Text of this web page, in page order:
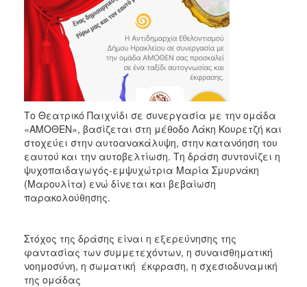
2015
2013
2012
2011
2010
2006
ΤΟΠΟΣ
ΠΟΛΙΤΙΣΜΟΣ
ΑΝΘΕΚΤΙΚΗ
ΠΟΛΗ
Το Θεατρικό Παιχνίδι σε συνεργασία με την ομάδα
«ΑΜΟΘΕΝ», βασίζεται στη μέθοδο Λάκη Κουρετζή και
στοχεύει στην αυτοανακάλυψη, στην κατανόηση του
εαυτού και την αυτοβελτίωση. Τη δράση συντονίζει η
ψυχοπαιδαγωγός-εμψυχώτρια Μαρία Σμυρνάκη
(Μαρουλίτα) ενώ δίνεται και βεβαίωση
παρακολούθησης.
Στόχος της δράσης είναι η εξερεύνησης της
φαντασίας των συμμετεχόντων, η συναισθηματική
νοημοσύνη, η σωματική έκφραση, η σχεσιοδυναμική
της ομάδας